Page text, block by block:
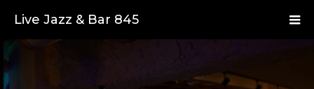
Live Jazz & Bar 845